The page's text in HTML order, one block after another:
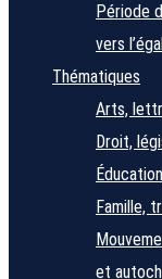
Période
vers
Thématiques
Arts,
Droit,
Famille,
et